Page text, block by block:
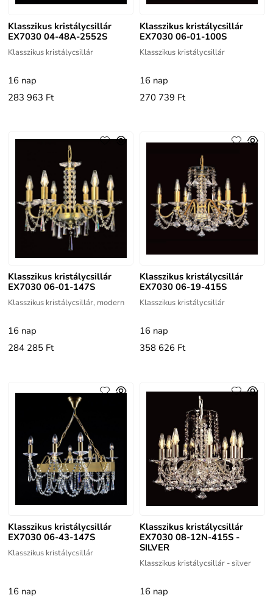
Klasszikus kristálycsillár
EX7030 04-48A-2552S
Klasszikus kristálycsillár
16 nap
283 963 Ft
Klasszikus kristálycsillár
EX7030 06-01-100S
Klasszikus kristálycsillár
16 nap
270 739 Ft
Klasszikus kristálycsillár
EX7030 06-01-147S
Klasszikus kristálycsillár, modern
16 nap
284 285 Ft
Klasszikus kristálycsillár
EX7030 06-19-415S
Klasszikus kristálycsillár
16 nap
358 626 Ft
Klasszikus kristálycsillár
EX7030 06-43-147S
Klasszikus kristálycsillár
16 nap
Klasszikus kristálycsillár
EX7030 08-12N-415S -
SILVER
Klasszikus kristálycsillár - silver
16 nap